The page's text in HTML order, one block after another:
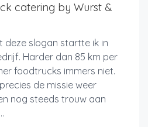
catering by Wurst &
deze slogan startte ik in
Harder dan 85 km per
foodtrucks immers niet.
de missie weer
nog steeds trouw aan